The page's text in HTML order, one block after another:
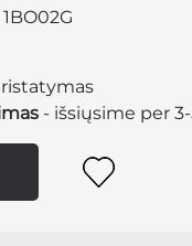
1BO02G
- išsiųsime per